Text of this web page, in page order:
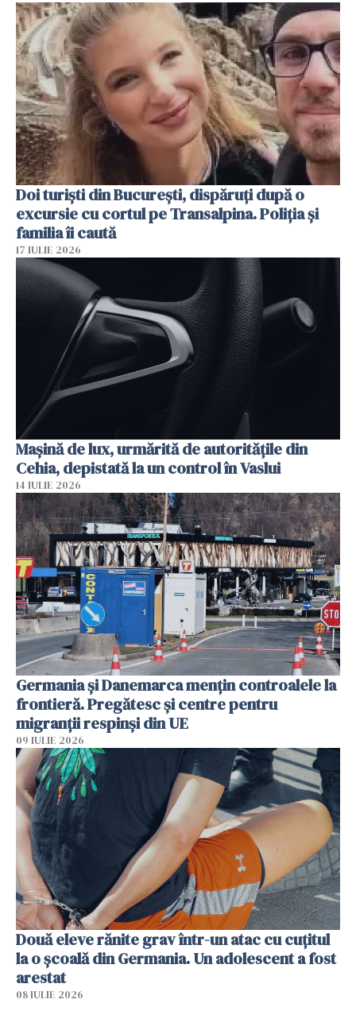
Doi turiști din București, dispăruți după o
excursie cu cortul pe Transalpina. Poliția și
familia îi caută
17 IULIE 2026
Mașină de lux, urmărită de autoritățile din
Cehia, depistată la un control în Vaslui
14 IULIE 2026
Germania și Danemarca mențin controalele la
frontieră. Pregătesc și centre pentru
migranții respinși din UE
09 IULIE 2026
Două eleve rănite grav într-un atac cu cuțitul
la o școală din Germania. Un adolescent a fost
arestat
08 IULIE 2026